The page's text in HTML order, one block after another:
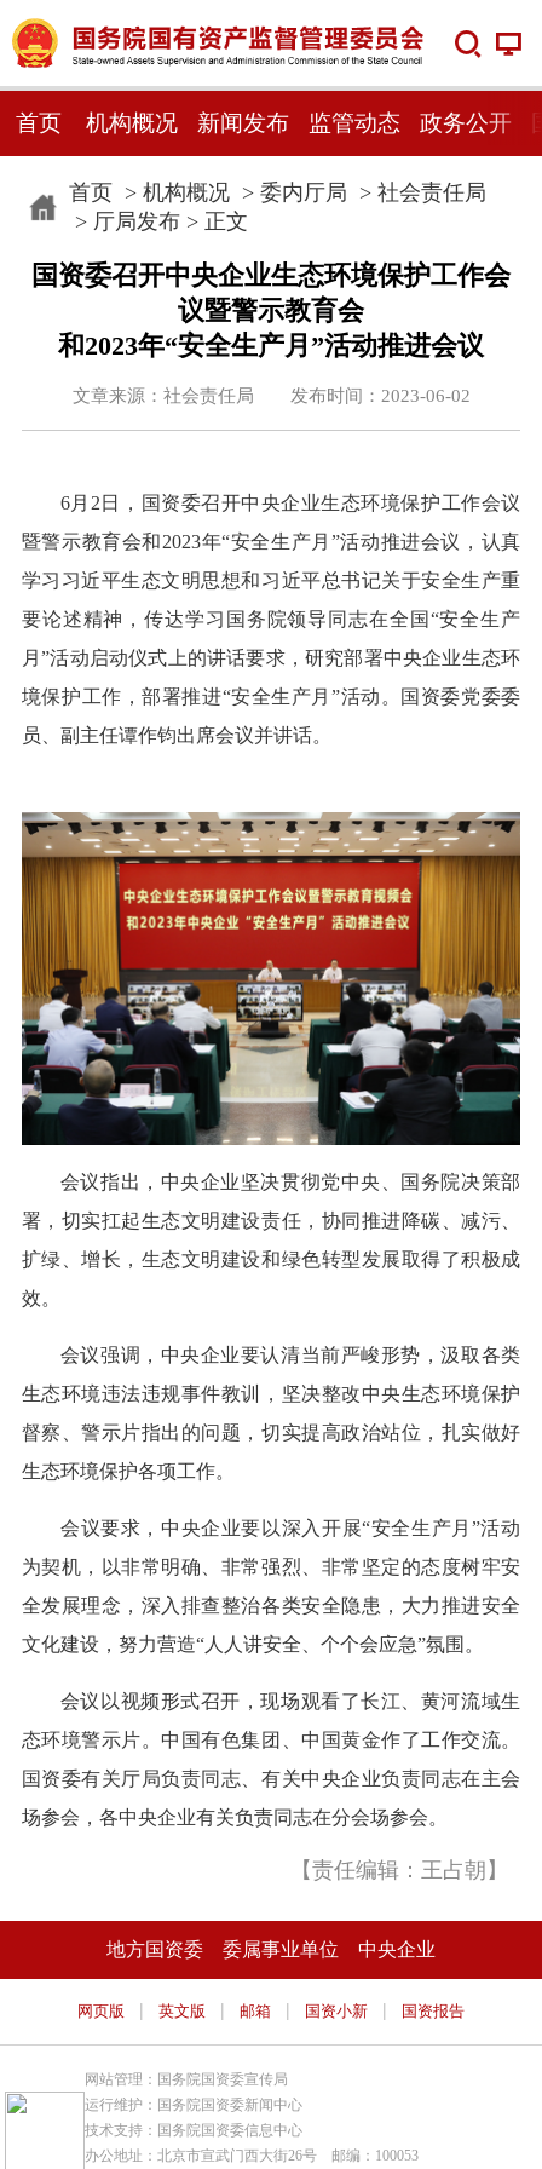
首页 机构概况 新闻发布 监管动态 政务公开
首页> 机构概况> 委内厅局 > 社会责任局
> 厅局发布> 正文
国资委召开中央企业生态环境保护工作会
议暨警示教育会
和2023年“安全生产月”活动推进会议
文章来源：社会责任局 发布时间：2023-06-02
6月2日，国资委召开中央企业生态环境保护工作会议
暨警示教育会和2023年“安全生产月”活动推进会议，认真
学习习近平生态文明思想和习近平总书记关于安全生产重
要论述精神，传达学习国务院领导同志在全国“安全生产
月”活动启动仪式上的讲话要求，研究部署中央企业生态环
境保护工作，部署推进“安全生产月”活动。国资委党委委
员、副主任谭作钧出席会议并讲话。
会议指出，中央企业坚决贯彻党中央、国务院决策部
署，切实扛起生态文明建设责任，协同推进降碳、减污、
扩绿、增长，生态文明建设和绿色转型发展取得了积极成
效。
会议强调，中央企业要认清当前严峻形势，汲取各类
生态环境违法违规事件教训，坚决整改中央生态环境保护
督察、警示片指出的问题，切实提高政治站位，扎实做好
生态环境保护各项工作。
会议要求，中央企业要以深入开展“安全生产月”活动
为契机，以非常明确、非常强烈、非常坚定的态度树牢安
全发展理念，深入排查整治各类安全隐患，大力推进安全
文化建设，努力营造“人人讲安全、个个会应急”氛围。
会议以视频形式召开，现场观看了长江、黄河流域生
态环境警示片。中国有色集团、中国黄金作了工作交流。
国资委有关厅局负责同志、有关中央企业负责同志在主会
场参会，各中央企业有关负责同志在分会场参会。
【责任编辑：王占朝】
地方国资委 委属事业单位 中央企业
网页版 | 英文版 | 邮箱 | 国资小新 | 国资报告
网站管理：国务院国资委宣传局
运行维护：国务院国资委新闻中心
技术支持：国务院国资委信息中心
办公地址：北京市宣武门西大街26号 邮编：100053